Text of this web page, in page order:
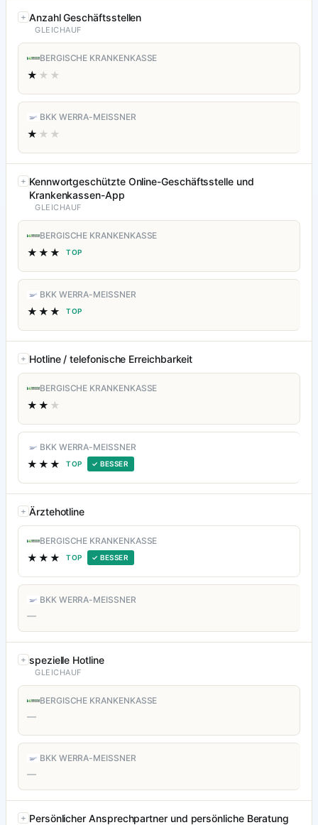
Anzahl Geschäftsstellen
GLEICHAUF
BERGISCHE KRANKENKASSE
★ ★★
BKK WERRA-MEISSNER
★ ★★
Kennwortgeschützte Online-Geschäftsstelle und
Krankenkassen-App
GLEICHAUF
BERGISCHE KRANKENKASSE
★★★ TOP
BKK WERRA-MEISSNER
★★★ TOP
Hotline / telefonische Erreichbarkeit
BERGISCHE KRANKENKASSE
★★ ★
BKK WERRA-MEISSNER
★★★ TOP ✓ BESSER
Ärztehotline
BERGISCHE KRANKENKASSE
★★★ TOP ✓ BESSER
BKK WERRA-MEISSNER
—
spezielle Hotline
GLEICHAUF
BERGISCHE KRANKENKASSE
—
BKK WERRA-MEISSNER
—
Persönlicher Ansprechpartner und persönliche Beratung